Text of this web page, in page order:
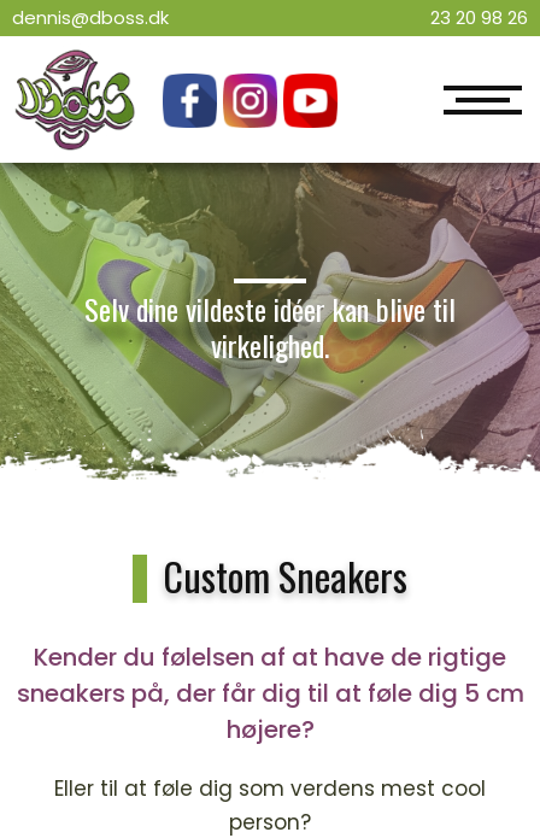
dennis@dboss.dk 23 20 98 26
Selv dine vildeste idéer kan blive til
virkelighed.
Custom Sneakers
Kender du følelsen af at have de rigtige
sneakers på, der får dig til at føle dig 5 cm
højere?
Eller til at føle dig som verdens mest cool
person?